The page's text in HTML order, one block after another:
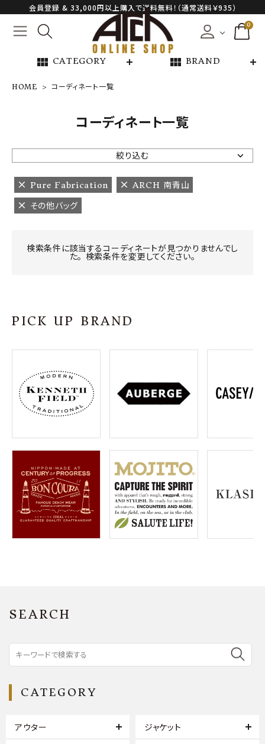
会員登録 & 33,000円以上購入で送料無料！（通常送料￥935）
0
view_module CATEGORY view_module BRAND
NEW ARRIVAL
ARCH EXCLUSIVE
BRAND
CATEGORY
プライバシーポリシー
特定商取引法について
お問い合わせ
OFFICIAL WEB SITE
meeting_room ログイン 会員登録
HOME コーディネート一覧
コーディネート一覧
絞り込む
Pure Fabrication
ARCH 南青山
その他バッグ
検索条件に該当するコーディネートが見つかりませんでし
た。 検索条件を変更してください。
PICK UP BRAND
SEARCH
CATEGORY
アウター ジャケット